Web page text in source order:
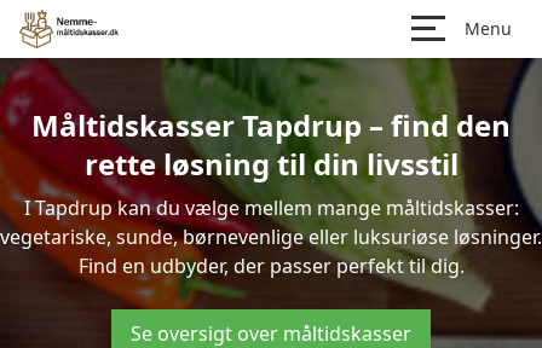
Menu
Måltidskasser Tapdrup – find den
rette løsning til din livsstil
I Tapdrup kan du vælge mellem mange måltidskasser:
vegetariske, sunde, børnevenlige eller luksuriøse løsninger.
Find en udbyder, der passer perfekt til dig.
Se oversigt over måltidskasser